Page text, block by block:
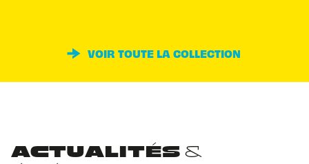
VOIR TOUTE LA COLLECTION
ACTUALITÉS &